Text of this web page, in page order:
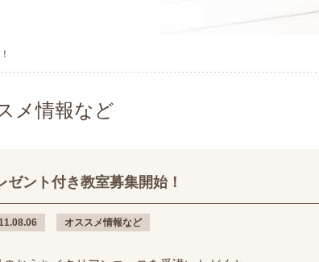
メ情報など
ゼント付き教室募集開始！
オススメ情報など